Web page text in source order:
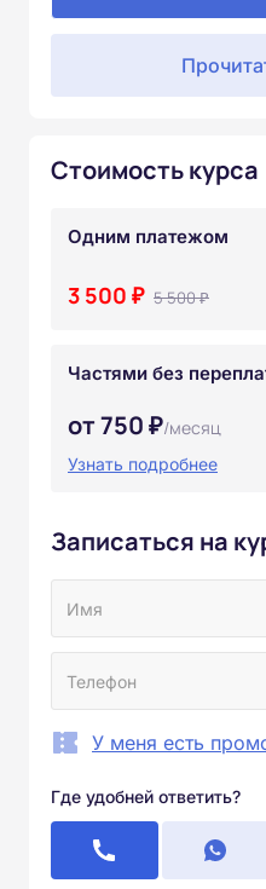
Стоимость курса
Одним платежом
3 500 ₽ 5 500 ₽
Частями без
от 750 ₽/месяц
Узнать подробнее
Записаться на
У меня есть
Где удобней ответить?